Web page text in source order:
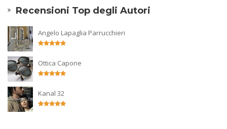
Recensioni Top degli Autori
Angelo Lapaglia Parrucchieri
Ottica Capone
Kanal 32